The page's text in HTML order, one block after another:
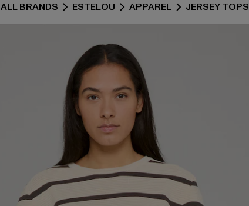
ALL BRANDS ESTELOU APPAREL JERSEY TOPS